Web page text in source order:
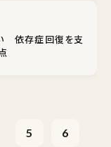
依存症回復を支
5 6